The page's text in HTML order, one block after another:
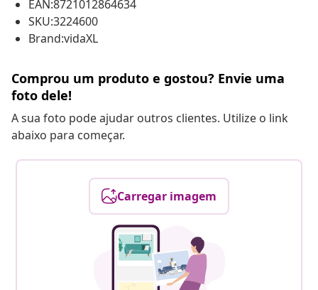
EAN:8721012864634
SKU:3224600
Brand:vidaXL
Comprou um produto e gostou? Envie uma
foto dele!
A sua foto pode ajudar outros clientes. Utilize o link
abaixo para começar.
Carregar imagem